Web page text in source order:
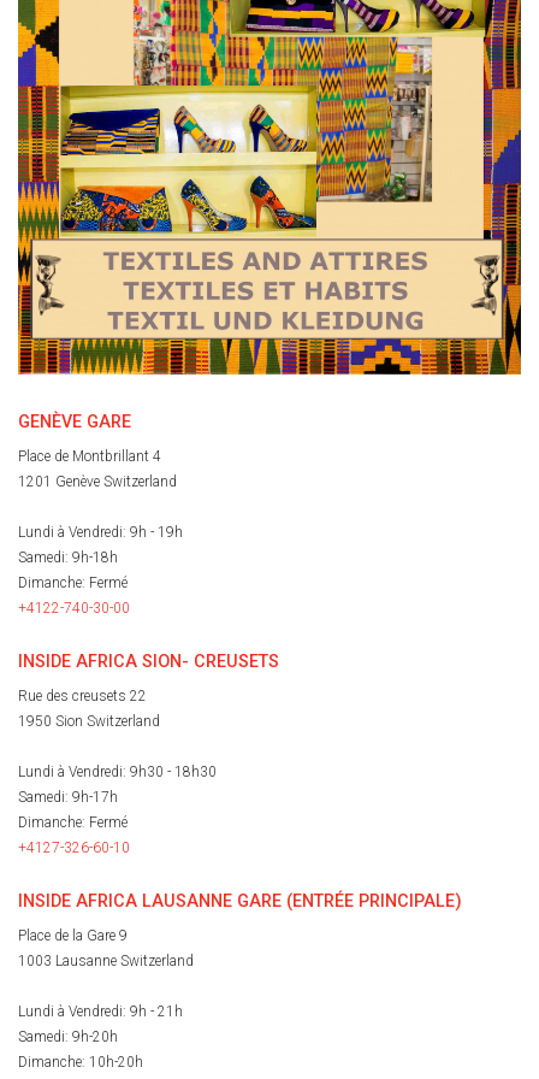
GENÈVE GARE
Place de Montbrillant 4
1201 Genève Switzerland
Lundi à Vendredi: 9h - 19h
Samedi: 9h-18h
Dimanche: Fermé
+4122-740-30-00
INSIDE AFRICA SION- CREUSETS
Rue des creusets 22
1950 Sion Switzerland
Lundi à Vendredi: 9h30 - 18h30
Samedi: 9h-17h
Dimanche: Fermé
+4127-326-60-10
INSIDE AFRICA LAUSANNE GARE (ENTRÉE PRINCIPALE)
Place de la Gare 9
1003 Lausanne Switzerland
Lundi à Vendredi: 9h - 21h
Samedi: 9h-20h
Dimanche: 10h-20h